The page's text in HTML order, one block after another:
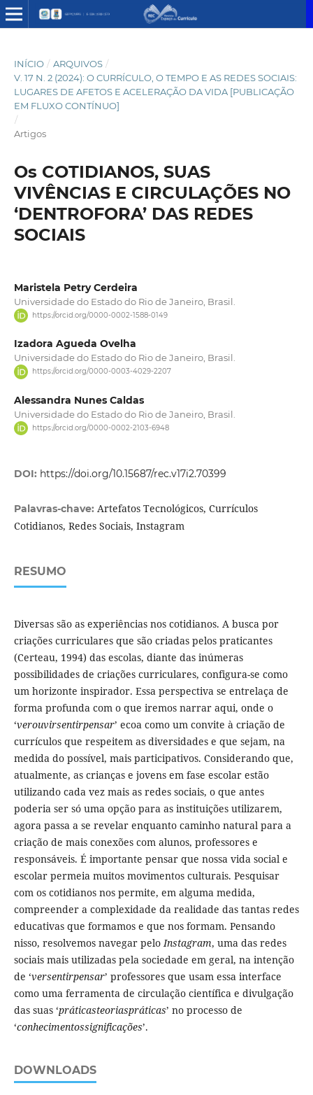
INÍCIO / ARQUIVOS /
V. 17 N. 2 (2024): O CURRÍCULO, O TEMPO E AS REDES SOCIAIS:
LUGARES DE AFETOS E ACELERAÇÃO DA VIDA [PUBLICAÇÃO
EM FLUXO CONTÍNUO]
/
Artigos
Os COTIDIANOS, SUAS
VIVÊNCIAS E CIRCULAÇÕES NO
‘DENTROFORA’ DAS REDES
SOCIAIS
Maristela Petry Cerdeira
Universidade do Estado do Rio de Janeiro, Brasil.
https://orcid.org/0000-0002-1588-0149
Izadora Agueda Ovelha
Universidade do Estado do Rio de Janeiro, Brasil.
https://orcid.org/0000-0003-4029-2207
Alessandra Nunes Caldas
Universidade do Estado do Rio de Janeiro, Brasil.
https://orcid.org/0000-0002-2103-6948
DOI: https://doi.org/10.15687/rec.v17i2.70399
Palavras-chave: Artefatos Tecnológicos, Currículos
Cotidianos, Redes Sociais, Instagram
RESUMO
Diversas são as experiências nos cotidianos. A busca por
criações curriculares que são criadas pelos praticantes
(Certeau, 1994) das escolas, diante das inúmeras
possibilidades de criações curriculares, configura-se como
um horizonte inspirador. Essa perspectiva se entrelaça de
forma profunda com o que iremos narrar aqui, onde o
‘verouvirsentirpensar’ ecoa como um convite à criação de
currículos que respeitem as diversidades e que sejam, na
medida do possível, mais participativos. Considerando que,
atualmente, as crianças e jovens em fase escolar estão
utilizando cada vez mais as redes sociais, o que antes
poderia ser só uma opção para as instituições utilizarem,
agora passa a se revelar enquanto caminho natural para a
criação de mais conexões com alunos, professores e
responsáveis. É importante pensar que nossa vida social e
escolar permeia muitos movimentos culturais. Pesquisar
com os cotidianos nos permite, em alguma medida,
compreender a complexidade da realidade das tantas redes
educativas que formamos e que nos formam. Pensando
nisso, resolvemos navegar peloInstagram, uma das redes
sociais mais utilizadas pela sociedade em geral, na intenção
de ‘versentirpensar’ professores que usam essa interface
como uma ferramenta de circulação científica e divulgação
das suas ‘práticasteoriaspráticas’ no processo de
‘conhecimentossignificações’.
DOWNLOADS